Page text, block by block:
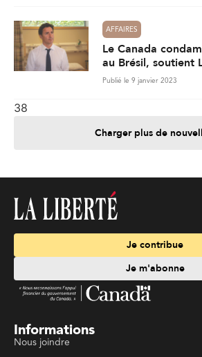
AFFAIRES
Le Canada
au Brésil, soutient
Publié le 9 janvier 2023
38
Charger plus de
Je contribue
Je m'abonne
Informations
Nous joindre